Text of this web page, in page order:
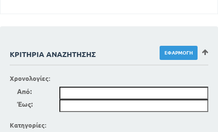
ΚΡΙΤΉΡΙΑ ΑΝΑΖΉΤΗΣΗΣ
Χρονολογίες:
Από:
Έως:
Κατηγορίες: